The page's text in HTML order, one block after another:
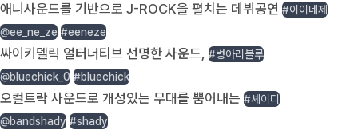
애니사운드를 기반으로 J-ROCK을 펼치는 데뷔공연 #이이네제
@ee_ne_ze #eeneze
싸이키델릭 얼터너티브 선명한 사운드, #병아리블루
@bluechick_0 #bluechick
오컬트락 사운드로 개성있는 무대를 뿜어내는 #셰이디
@bandshady #shady